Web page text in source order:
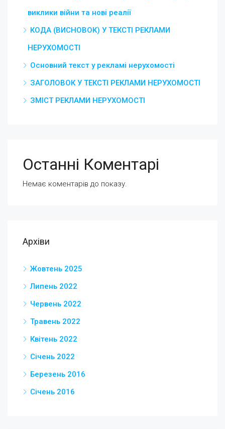
виклики війни та нові реалії
КОДА (ВИСНОВОК) У ТЕКСТІ РЕКЛАМИ
НЕРУХОМОСТІ
Основний текст у рекламі нерухомості
ЗАГОЛОВОК У ТЕКСТІ РЕКЛАМИ НЕРУХОМОСТІ
ЗМІСТ РЕКЛАМИ НЕРУХОМОСТІ
Останні Коментарі
Немає коментарів до показу.
Архіви
Жовтень 2025
Липень 2022
Червень 2022
Травень 2022
Квітень 2022
Січень 2022
Березень 2016
Січень 2016